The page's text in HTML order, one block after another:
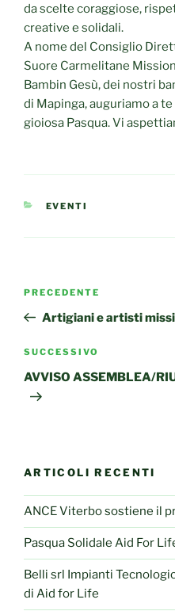
da scelte coraggiose,
creative e solidali.
A nome del Consiglio
Suore Carmelitane
Bambin Gesù, dei nostri
di Mapinga, auguriamo a
gioiosa Pasqua. Vi
CATEGORIE
EVENTI
Articolo
precedente:
PRECEDENTE
Artigiani e artisti
Articolo
successivo
SUCCESSIVO
AVVISO ASSEMBLEA/
ARTICOLI RECENTI
ANCE Viterbo sostiene il
Pasqua Solidale Aid For
Belli srl Impianti
di Aid for Life